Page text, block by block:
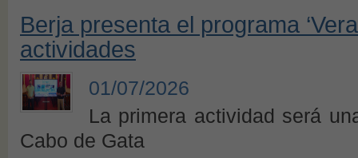
Berja presenta el programa
actividades
01/07/2026
La primera actividad será
Cabo de Gata